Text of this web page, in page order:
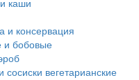
каши
и консервация
и бобовые
сосиски вегетарианские